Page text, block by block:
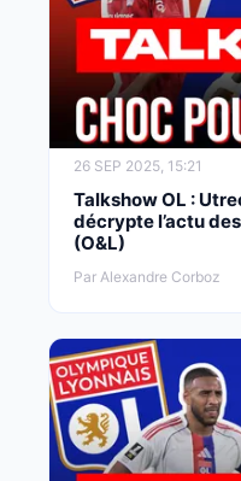
26 SEP 2025, 15:21
Talkshow OL :
décrypte l’actu
(O&L)
Par Alexandre Corboz